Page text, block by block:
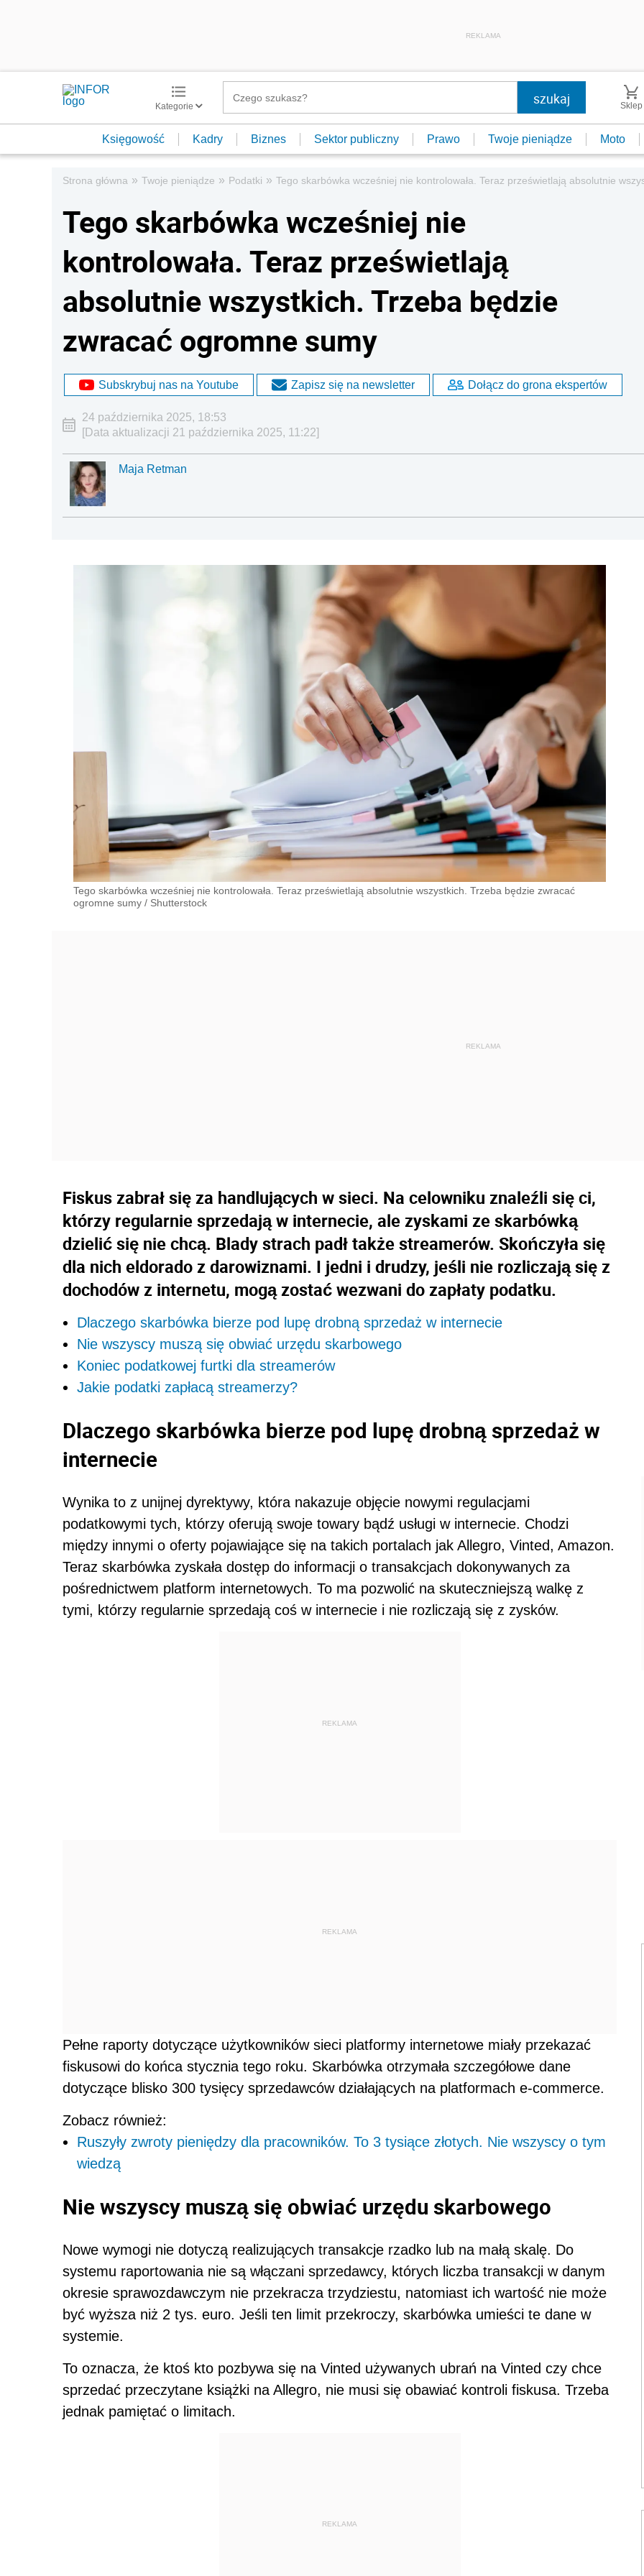
REKLAMA
Kategorie Sklep
Księgowość Kadry Biznes Sektor publiczny Prawo Twoje pieniądze Moto
Strona główna » Twoje pieniądze » Podatki » Tego skarbówka wcześniej nie kontrolowała. Teraz prześwietlają absolutnie
Tego skarbówka wcześniej nie
kontrolowała. Teraz prześwietlają
absolutnie wszystkich. Trzeba będzie
zwracać ogromne sumy
Subskrybuj nas na Youtube Zapisz się na newsletter Dołącz do grona ekspertów
24 października 2025, 18:53
[Data aktualizacji 21 października 2025, 11:22]
Maja Retman
Tego skarbówka wcześniej nie kontrolowała. Teraz prześwietlają absolutnie wszystkich. Trzeba będzie zwracać
ogromne sumy / Shutterstock
Fiskus zabrał się za handlujących w sieci. Na celowniku znaleźli się ci,
którzy regularnie sprzedają w internecie, ale zyskami ze skarbówką
dzielić się nie chcą. Blady strach padł także streamerów. Skończyła się
dla nich eldorado z darowiznami. I jedni i drudzy, jeśli nie rozliczają się z
dochodów z internetu, mogą zostać wezwani do zapłaty podatku.
Dlaczego skarbówka bierze pod lupę drobną sprzedaż w internecie
Nie wszyscy muszą się obwiać urzędu skarbowego
Koniec podatkowej furtki dla streamerów
Jakie podatki zapłacą streamerzy?
Dlaczego skarbówka bierze pod lupę drobną sprzedaż w
internecie
Wynika to z unijnej dyrektywy, która nakazuje objęcie nowymi regulacjami
podatkowymi tych, którzy oferują swoje towary bądź usługi w internecie. Chodzi
między innymi o oferty pojawiające się na takich portalach jak Allegro, Vinted, Amazon.
Teraz skarbówka zyskała dostęp do informacji o transakcjach dokonywanych za
pośrednictwem platform internetowych. To ma pozwolić na skuteczniejszą walkę z
tymi, którzy regularnie sprzedają coś w internecie i nie rozliczają się z zysków.
REKLAMA
Pełne raporty dotyczące użytkowników sieci platformy internetowe miały przekazać
fiskusowi do końca stycznia tego roku. Skarbówka otrzymała szczegółowe dane
dotyczące blisko 300 tysięcy sprzedawców działających na platformach e-commerce.
Zobacz również:
Ruszyły zwroty pieniędzy dla pracowników. To 3 tysiące złotych. Nie wszyscy o tym
wiedzą
Nie wszyscy muszą się obwiać urzędu skarbowego
Nowe wymogi nie dotyczą realizujących transakcje rzadko lub na małą skalę. Do
systemu raportowania nie są włączani sprzedawcy, których liczba transakcji w danym
okresie sprawozdawczym nie przekracza trzydziestu, natomiast ich wartość nie może
być wyższa niż 2 tys. euro. Jeśli ten limit przekroczy, skarbówka umieści te dane w
systemie.
To oznacza, że ktoś kto pozbywa się na Vinted używanych ubrań na Vinted czy chce
sprzedać przeczytane książki na Allegro, nie musi się obawiać kontroli fiskusa. Trzeba
jednak pamiętać o limitach.
REKLAMA